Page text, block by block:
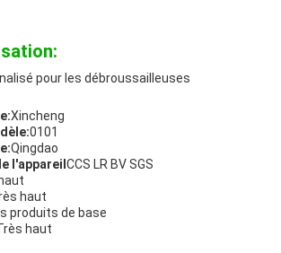
pour les débroussailleuses
Xincheng
0101
Qingdao
l'appareil CCS LR BV SGS
haut
produits de base
haut